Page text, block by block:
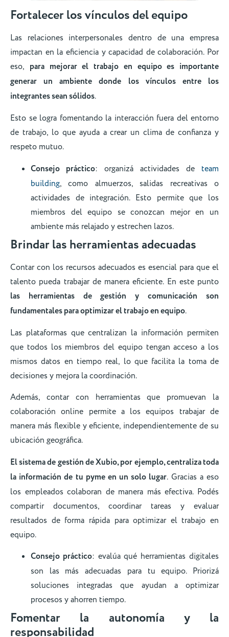
Fortalecer los vínculos del equipo
Las relaciones interpersonales dentro de una empresa
impactan en la eficiencia y capacidad de colaboración. Por
eso, para mejorar el trabajo en equipo es importante
generar un ambiente donde los vínculos entre los
integrantes sean sólidos.
Esto se logra fomentando la interacción fuera del entorno
de trabajo, lo que ayuda a crear un clima de confianza y
respeto mutuo.
Consejo práctico: organizá actividades de team
building, como almuerzos, salidas recreativas o
actividades de integración. Esto permite que los
miembros del equipo se conozcan mejor en un
ambiente más relajado y estrechen lazos.
Brindar las herramientas adecuadas
Contar con los recursos adecuados es esencial para que el
talento pueda trabajar de manera eficiente. En este punto
las herramientas de gestión y comunicación son
fundamentales para optimizar el trabajo en equipo.
Las plataformas que centralizan la información permiten
que todos los miembros del equipo tengan acceso a los
mismos datos en tiempo real, lo que facilita la toma de
decisiones y mejora la coordinación.
Además, contar con herramientas que promuevan la
colaboración online permite a los equipos trabajar de
manera más flexible y eficiente, independientemente de su
ubicación geográfica.
El sistema de gestión de Xubio, por ejemplo, centraliza toda
la información de tu pyme en un solo lugar. Gracias a eso
los empleados colaboran de manera más efectiva. Podés
compartir documentos, coordinar tareas y evaluar
resultados de forma rápida para optimizar el trabajo en
equipo.
Consejo práctico: evalúa qué herramientas digitales
son las más adecuadas para tu equipo. Priorizá
soluciones integradas que ayudan a optimizar
procesos y ahorren tiempo.
Fomentar la autonomía y la
responsabilidad